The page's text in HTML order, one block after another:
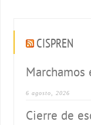
CISPREN
Marchamos
6 agosto, 2026
Cierre de